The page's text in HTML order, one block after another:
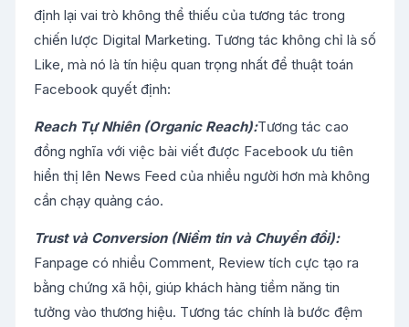
định lại vai trò không thể thiếu của tương tác trong
chiến lược Digital Marketing. Tương tác không chỉ là số
Like, mà nó là tín hiệu quan trọng nhất để thuật toán
Facebook quyết định:
Reach Tự Nhiên (Organic Reach):Tương tác cao
đồng nghĩa với việc bài viết được Facebook ưu tiên
hiển thị lên News Feed của nhiều người hơn mà không
cần chạy quảng cáo.
Trust và Conversion (Niềm tin và Chuyển đổi):
Fanpage có nhiều Comment, Review tích cực tạo ra
bằng chứng xã hội, giúp khách hàng tiềm năng tin
tưởng vào thương hiệu. Tương tác chính là bước đệm